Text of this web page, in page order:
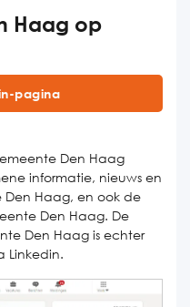
Haag op
pagina
Den Haag
informatie, nieuws en
Haag, en ook de
Den Haag. De
Den Haag is echter
Linkedin.